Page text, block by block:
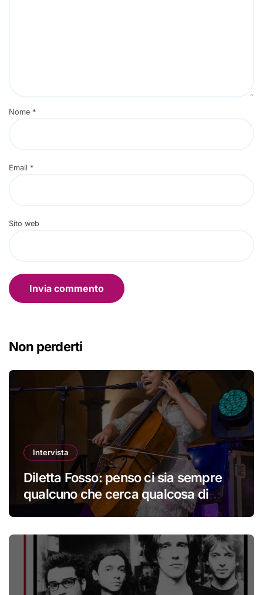
Nome *
Email *
Sito web
Non perderti
Intervista
Diletta Fosso: penso ci sia sempre
qualcuno che cerca qualcosa di